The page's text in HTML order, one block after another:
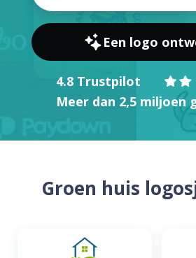
INLOGGEN
Een logo
4.8 Trustpilot
Meer dan 2,5 miljoen
Groen huis